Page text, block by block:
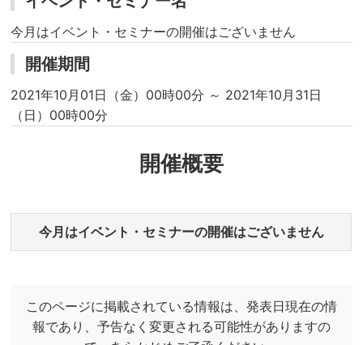
今月はイベント・セミナーの開催はございません
開催期間
2021年10月01日（金）00時00分 ～ 2021年10月31日
（日）00時00分
開催概要
今月はイベント・セミナーの開催はございません
このページに掲載されている情報は、発表日現在の情
報であり、予告なく変更される可能性がありますの